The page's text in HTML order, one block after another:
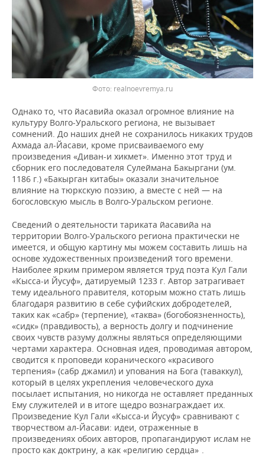
realnoevremya.ru
Однако то, что йасавийа оказал огромное влияние на
культуру Волго-Уральского региона, не вызывает
сомнений. До наших дней не сохранилось никаких трудов
Ахмада ал-Йасави, кроме присваиваемого ему
произведения «Диван-и хикмет». Именно этот труд и
сборник его последователя Сулеймана Бакыргани (ум.
1186 г.) «Бакырган китабы» оказали значительное
влияние на тюркскую поэзию, а вместе с ней — на
богословскую мысль в Волго-Уральском регионе.
Сведений о деятельности тариката йасавийа на
территории Волго-Уральского региона практически не
имеется, и общую картину мы можем составить лишь на
основе художественных произведений того времени.
Наиболее ярким примером является труд поэта Кул Гали
«Кысса-и Йусуф», датируемый 1233 г. Автор затрагивает
тему идеального правителя, которым можно стать лишь
благодаря развитию в себе суфийских добродетелей,
таких как «сабр» (терпение), «таква» (богобоязненность),
«сидк» (правдивость), а верность долгу и подчинение
своих чувств разуму должны являться определяющими
чертами характера. Основная идея, проводимая автором,
сводится к проповеди коранического «красивого
терпения» (сабр джамил) и упования на Бога (таваккул),
который в целях укрепления человеческого духа
посылает испытания, но никогда не оставляет преданных
Ему служителей и в итоге щедро вознаграждает их.
Произведение Кул Гали «Кысса-и Йусуф» сравнивают с
творчеством ал-Йасави: идеи, отраженные в
произведениях обоих авторов, пропагандируют ислам не
просто как доктрину, а как «религию сердца»
7